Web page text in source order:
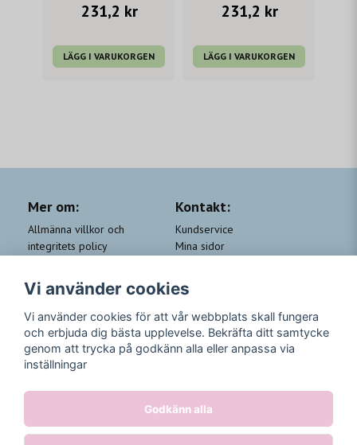
231,2 kr
LÄGG I VARUKORGEN
231,2 kr
LÄGG I VARUKORGEN
Mer om:
Allmänna villkor och
integritets policy
QA
Kundklubb Beauty for you
Kontakt:
Kundservice
Mina sidor
Returer
Trygga Betalningar
Följ oss
Instagram
Vi använder cookies
Vi använder cookies för att vår webbplats skall fungera
och erbjuda dig bästa upplevelse. Bekräfta ditt samtycke
genom att trycka på godkänn alla eller anpassa via
inställningar
Godkänn alla